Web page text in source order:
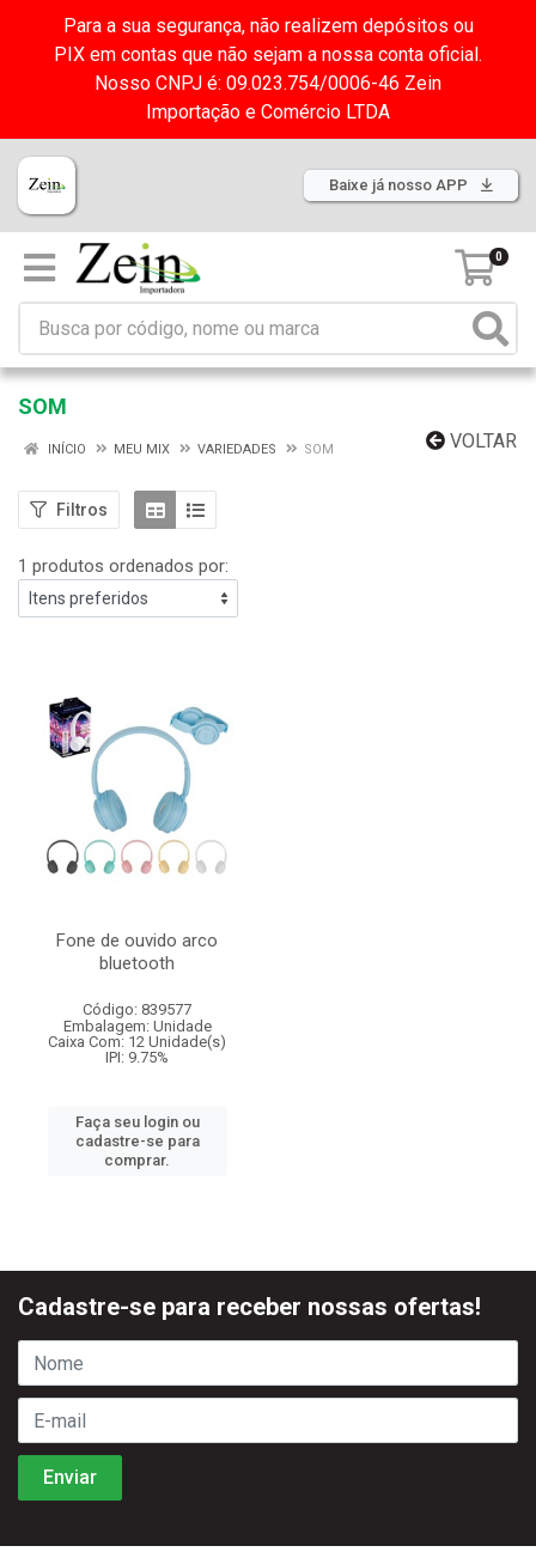
Para a sua segurança, não realizem depósitos ou
PIX em contas que não sejam a nossa conta oficial.
Nosso CNPJ é: 09.023.754/0006-46 Zein
Importação e Comércio LTDA
Baixe já nosso APP
0
SOM
VOLTAR
INÍCIO MEU MIX VARIEDADES SOM
Filtros
1 produtos ordenados por:
Fone de ouvido arco
bluetooth
Código: 839577
Embalagem: Unidade
Caixa Com: 12 Unidade(s)
IPI: 9.75%
Faça seu login ou
cadastre-se para
comprar.
Cadastre-se para receber nossas ofertas!